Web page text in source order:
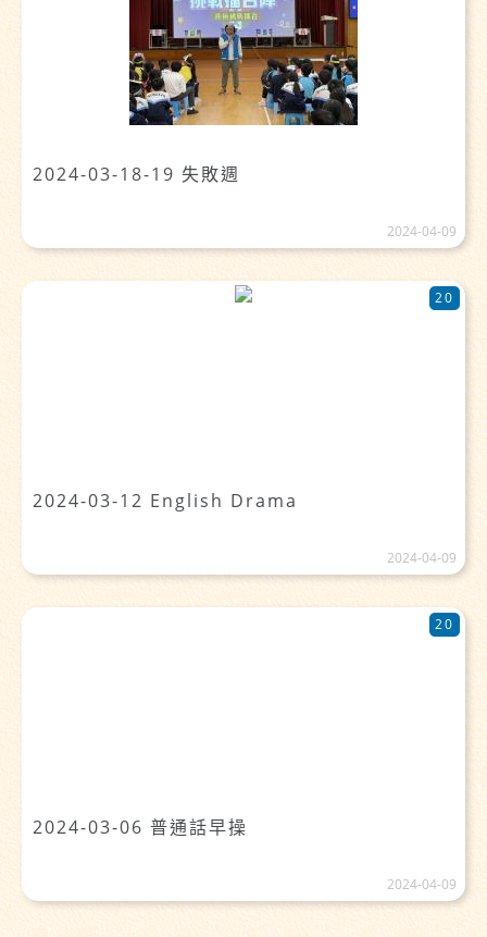
2024-03-18-19 失敗週
2024-04-09
2024-03-12 English Drama
20
2024-04-09
2024-03-06 普通話早操
20
2024-04-09